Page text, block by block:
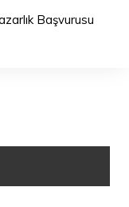
Başvurusu